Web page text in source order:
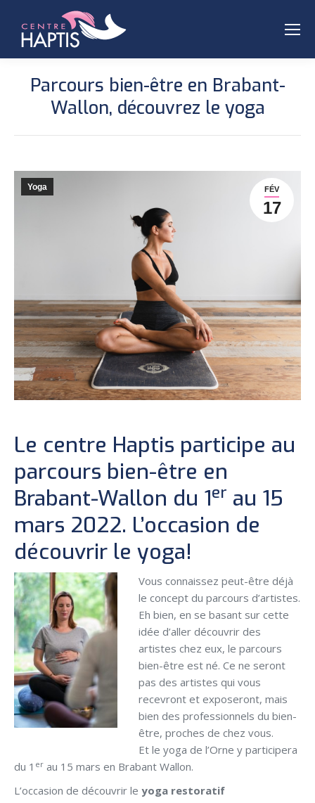
Parcours bien-être en Brabant-
Wallon, découvrez le yoga
FÉV
17
Yoga
Le centre Haptis participe au
parcours bien-être en
Brabant-Wallon du 1er au 15
mars 2022. L’occasion de
découvrir le yoga!
Vous connaissez peut-être déjà
le concept du parcours d’artistes.
Eh bien, en se basant sur cette
idée d’aller découvrir des
artistes chez eux, le parcours
bien-être est né. Ce ne seront
pas des artistes qui vous
recevront et exposeront, mais
bien des professionnels du bien-
être, proches de chez vous.
Et le yoga de l’Orne y participera
du 1 er au 15 mars en Brabant Wallon.
L’occasion de découvrir le yoga restoratif